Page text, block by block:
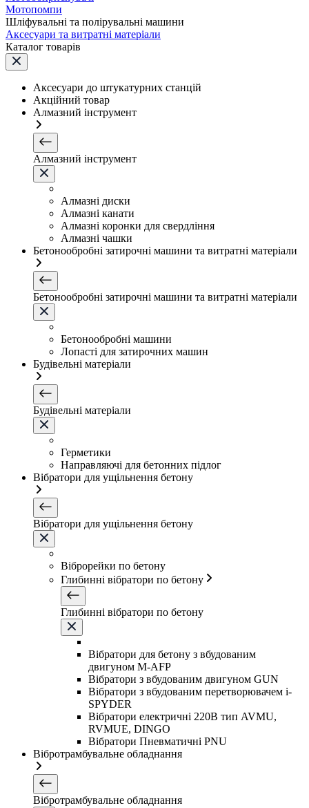
Мотопомпи
Шліфувальні та полірувальні машини
Аксесуари та витратні матеріали
Каталог товарів
Аксесуари до штукатурних станцій
Акційний товар
Алмазний інструмент
Алмазний інструмент
Алмазні диски
Алмазні канати
Алмазні коронки для свердління
Алмазні чашки
Бетонообробні затирочні машини та витратні матеріали
Бетонообробні затирочні машини та витратні матеріали
Бетонообробні машини
Лопасті для затирочних машин
Будівельні матеріали
Будівельні матеріали
Герметики
Направляючі для бетонних підлог
Вібратори для ущільнення бетону
Вібратори для ущільнення бетону
Віброрейки по бетону
Глибинні вібратори по бетону
Глибинні вібратори по бетону
Вібратори для бетону з вбудованим
двигуном M-AFP
Вібратори з вбудованим двигуном GUN
Вібратори з вбудованим перетворювачем i-
SPYDER
Вібратори електричні 220B тип AVMU,
RVMUE, DINGO
Вібратори Пневматичні PNU
Вібротрамбувальне обладнання
Вібротрамбувальне обладнання